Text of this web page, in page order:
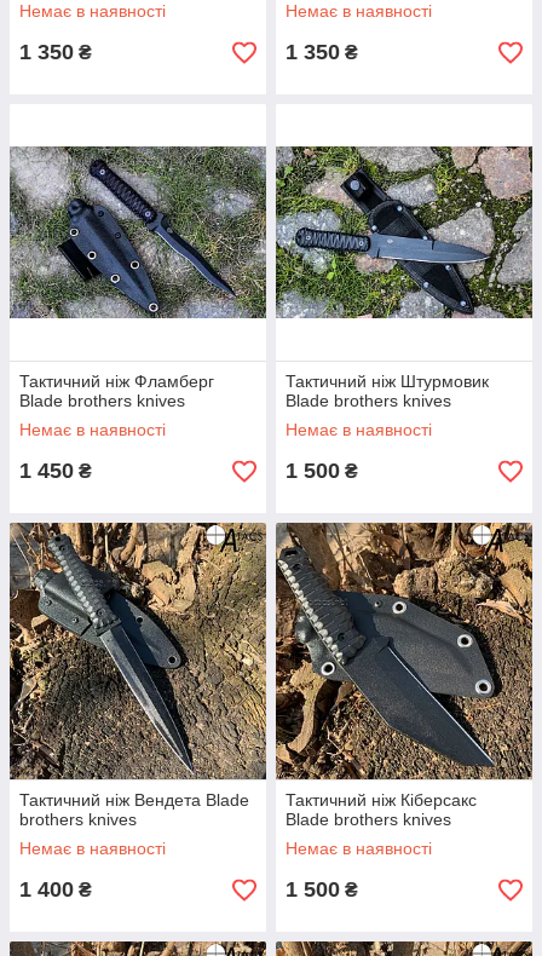
Немає в наявності
1 350 ₴
Немає в наявності
1 350 ₴
Тактичний ніж Фламберг
Blade brothers knives
Немає в наявності
1 450 ₴
Тактичний ніж Штурмовик
Blade brothers knives
Немає в наявності
1 500 ₴
Тактичний ніж Вендета Blade
brothers knives
Немає в наявності
1 400 ₴
Тактичний ніж Кіберсакс
Blade brothers knives
Немає в наявності
1 500 ₴